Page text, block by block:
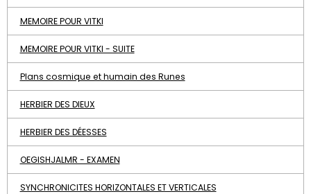
MEMOIRE POUR VITKI
MEMOIRE POUR VITKI - SUITE
Plans cosmique et humain des Runes
HERBIER DES DIEUX
HERBIER DES DÉESSES
OEGISHJALMR - EXAMEN
SYNCHRONICITES HORIZONTALES ET VERTICALES